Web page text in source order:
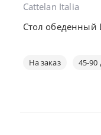
Cattelan Italia
Стол обеденный
На заказ 45-90